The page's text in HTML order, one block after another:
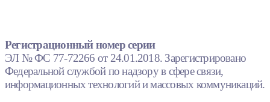
Регистрационный номер серии
ЭЛ № ФС 77-72266 от 24.01.2018. Зарегистрировано
Федеральной службой по надзору в сфере связи,
информационных технологий и массовых коммуникаций.